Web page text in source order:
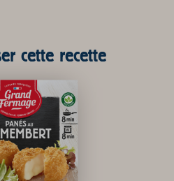
cette recette